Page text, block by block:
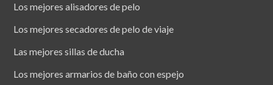
Los mejores alisadores de pelo
Los mejores secadores de pelo de viaje
Las mejores sillas de ducha
Los mejores armarios de baño con espejo